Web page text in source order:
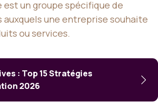
est un groupe spécifique de
auxquels une entreprise souhaite
ou services.
: Top 15 Stratégies
2026